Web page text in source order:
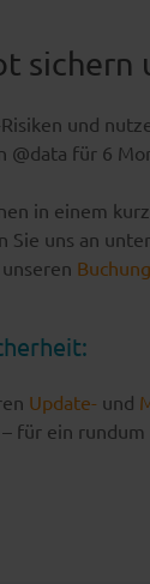
sichern
und
@data für 6
in einem
Sie uns an unter
Update- und
– für ein rundum